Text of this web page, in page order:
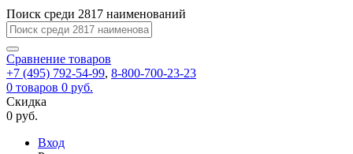
Ок
Запомнить
меня
Забыли
указанный
электронный
адрес,
перейдя
по
которой
вы
новый
Перейдите
по
для
смены
пароля.
Сменить
Сообщение
пользовательского
соглашения
Поиск среди 2817 наименований
Сравнение товаров
+7 (495) 792-54-99, 8-800-700-23-23
0 товаров 0 руб.
Скидка
0 руб.
Вход